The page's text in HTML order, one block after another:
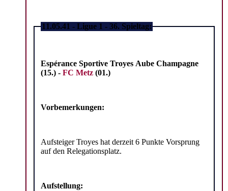
11.05.41 - Ligue 1 - 36. Spieltag:
Espérance Sportive Troyes Aube Champagne
(15.) - FC Metz (01.)
Vorbemerkungen:
Aufsteiger Troyes hat derzeit 6 Punkte Vorsprung
auf den Relegationsplatz.
Aufstellung: